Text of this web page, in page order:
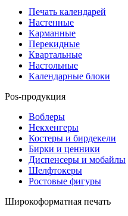
Печать календарей
Настенные
Карманные
Перекидные
Квартальные
Настольные
Календарные блоки
Pos-продукция
Воблеры
Некхенгеры
Костеры и бирдекели
Бирки и ценники
Диспенсеры и мобайлы
Шелфтокеры
Ростовые фигуры
Широкоформатная печать